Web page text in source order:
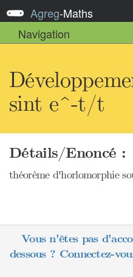
Agreg-Maths
Navigation
sint e^-t/t
Détails/Enoncé :
théorème d'horlomorphie
Vous n'êtes pas
dessous ? Connectez-